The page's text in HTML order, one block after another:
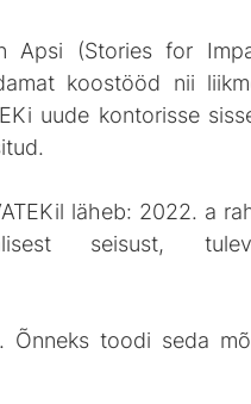
Apsi (Stories for
koostööd nii
uude kontorisse
läheb: 2022. a
seisust,
toodi seda